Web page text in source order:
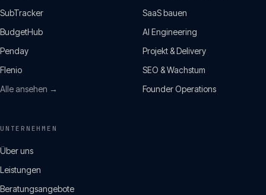
SubTracker
BudgetHub
Penday
Flenio
Alle ansehen →
SaaS bauen
AI Engineering
Projekt & Delivery
SEO & Wachstum
Founder Operations
UNTERNEHMEN
Über uns
Leistungen
Beratungsangebote